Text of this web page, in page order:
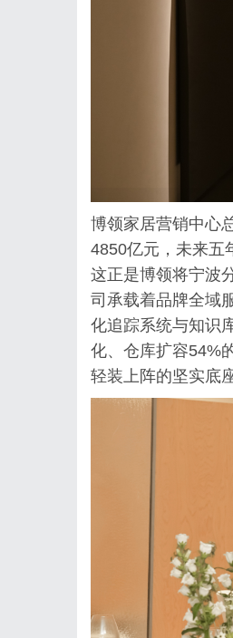
博领家居营销中心
4850亿元，未来五
这正是博领将宁波
司承载着品牌全域
化追踪系统与知识
化、仓库扩容54%
轻装上阵的坚实底座